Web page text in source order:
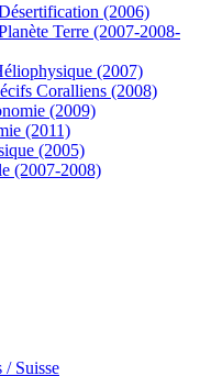
(2006)
Terre (2007-2008-
(2007)
Coralliens (2008)
(2009)
(2011)
(2005)
(2007-2008)
/ Suisse